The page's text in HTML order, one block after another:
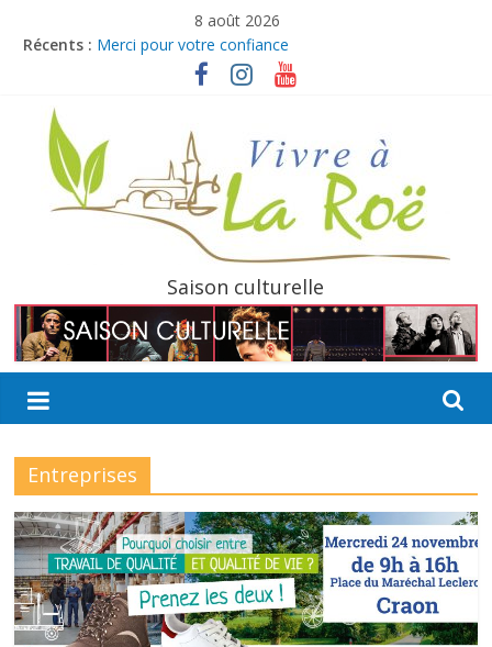
8 août 2026
Récents : Merci pour votre confiance
Ville à Joie débarque à La Roë !
Boucles de La Mayenne
Offre d’emploi : Agent culturel pour la saison estivale
La
Roë
Découvrir,
Partager,
Saison culturelle
Entreprises